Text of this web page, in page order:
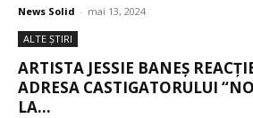
News Solid - mai 13, 2024
ALTE ŞTIRI
ARTISTA JESSIE BANEȘ
ADRESA CASTIGATORULUI
LA...